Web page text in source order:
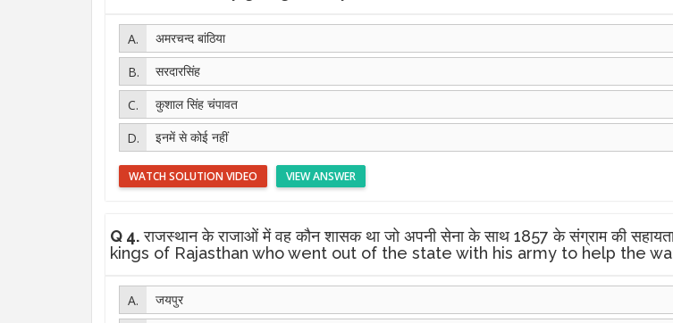
अमरचन्द बांठिया
सरदारसिंह
कुशाल सिंह चंपावत
इनमें से कोई नहीं
VIEW ANSWER
WATCH SOLUTION VIDEO
Q 4.राजस्थान के राजाओं में वह कौन शासक था जो अपनी सेना के साथ 1857 के संग्राम की
kings of Rajasthan who went out of the state with his army to help the
जयपुर